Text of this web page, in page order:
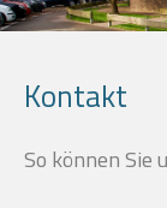
Kontakt
So können Sie